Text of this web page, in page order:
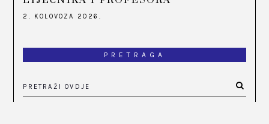
2. KOLOVOZA 2026.
PRETRAGA